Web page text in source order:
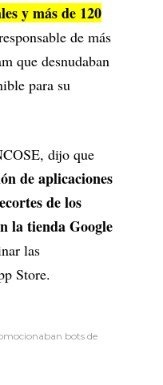
y más de 120
de más
que desnudaban
para su
dijo que
de aplicaciones
de los
la tienda Google
las
Store.
bots de